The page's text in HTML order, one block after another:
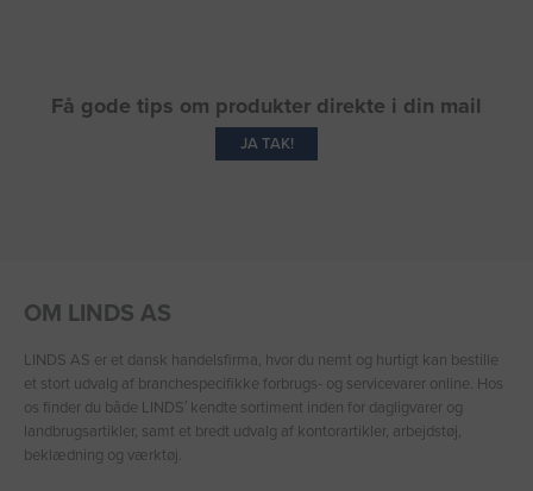
Få gode tips om produkter direkte i din mail
JA TAK!
OM LINDS AS
LINDS AS er et dansk handelsfirma, hvor du nemt og hurtigt kan bestille
et stort udvalg af branchespecifikke forbrugs- og servicevarer online. Hos
os finder du både LINDS′ kendte sortiment inden for dagligvarer og
landbrugsartikler, samt et bredt udvalg af kontorartikler, arbejdstøj,
beklædning og værktøj.